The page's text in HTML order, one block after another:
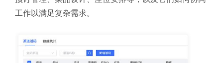
工作以满足复杂需求。